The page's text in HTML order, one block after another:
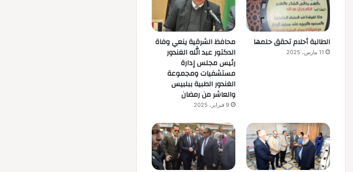
الطالبة أحلام تحقق حلمها
11 مارس، 2025
محافظ الشرقية ينعي وفاة
الدكتور عبد الله الغندور
رئيس مجلس إدارة
مستشفيات ومجموعة
الغندور الطبية ببلبيس
والعاشر من رمضان
9 فبراير، 2025